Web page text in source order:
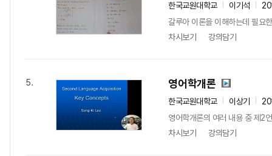
한국교원대학교 이기석
갈루아 이론을 이해하는데 필요
차시보기
강의담기
5. 영어학개론
한국교원대학교 이상기
영어학개론의 여러 내용 중 제2
차시보기
강의담기